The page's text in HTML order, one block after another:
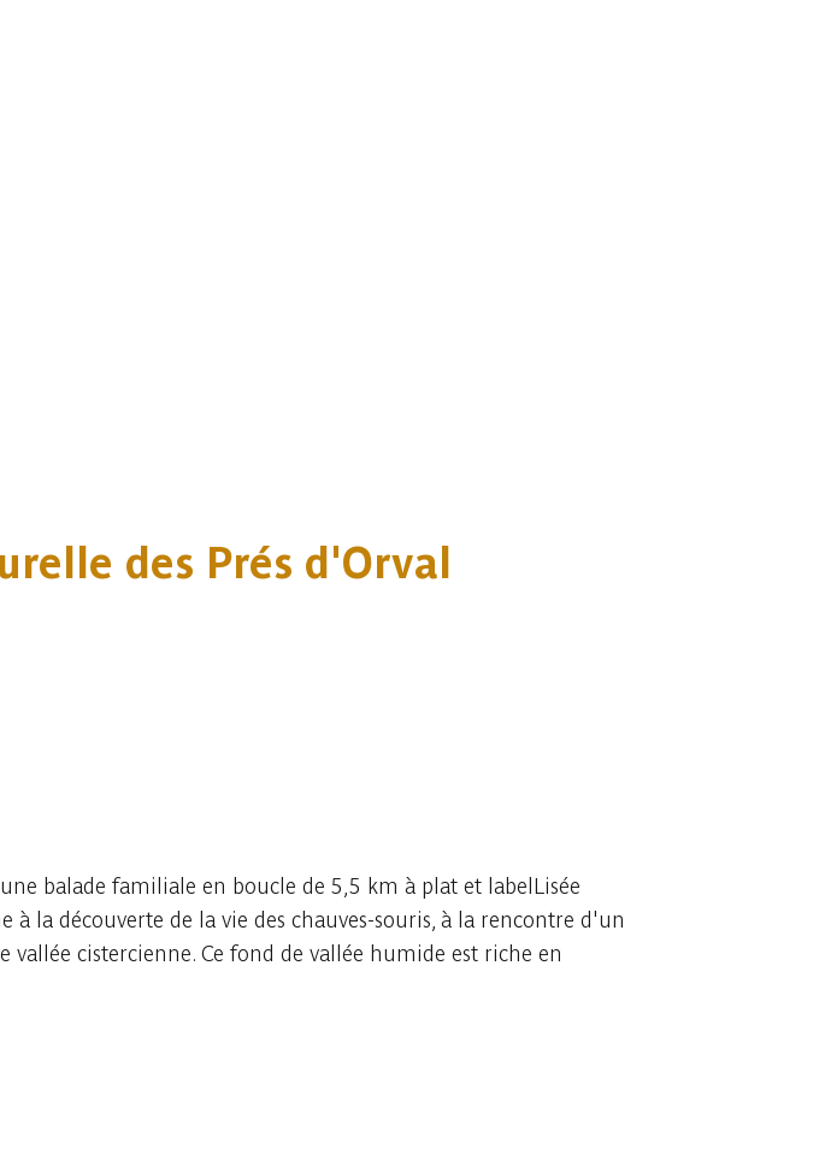
des Prés d'Orval
une balade familiale en boucle de 5,5 km à plat et labelLisée
à la découverte de la vie des chauves-souris, à la rencontre d'un
cistercienne. Ce fond de vallée humide est riche en